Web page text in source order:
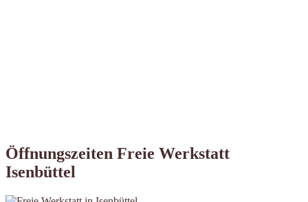
Öffnungszeiten Freie Werkstatt
Isenbüttel